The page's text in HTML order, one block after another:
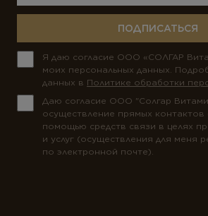
ПОДПИСАТЬСЯ
Я даю согласие ООО «СОЛГАР
моих персональных данных.
данных в Политике обработки
Даю согласие ООО "Солгар
осуществление прямых контактов
помощью средств связи в целях
и услуг (осуществления для меня
по электронной почте).